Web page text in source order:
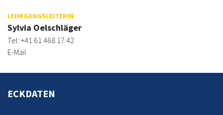
LEHRGANGSLEITERIN
Sylvia Oelschläger
Tel: +41 61 468 17 42
E-Mail
ECKDATEN